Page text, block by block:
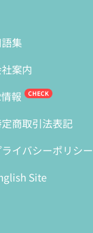
集
案内
報
商取引法表記
ライバシーポリシー
Site